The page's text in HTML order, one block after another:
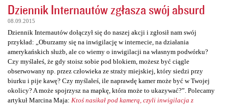
Dziennik Internautów zgłasza swój absurd
08.09.2015
Dziennik Internautów dołączył się do naszej akcji i zgłosił nam swój
przykład: „Oburzamy się na inwigilację w internecie, na działania
amerykańskich służb, ale co wiemy o inwigilacji na własnym podwórku?
Czy myślałeś, że gdy stoisz sobie pod blokiem, możesz być ciągle
obserwowany np. przez człowieka ze straży miejskiej, który siedzi przy
biurku i pije kawę? Czy myślałeś, ile naprawdę kamer może być w Twojej
okolicy? A może spojrzysz na mapkę, która może to ukazywać?”. Polecamy
artykuł Marcina Maja: Ktoś nasikał pod kamerą, czyli inwigilacja z